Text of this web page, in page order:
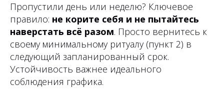
Пропустили день или неделю? Ключевое
правило: не корите себя и не пытайтесь
наверстать всё разом. Просто вернитесь к
своему минимальному ритуалу (пункт 2) в
следующий запланированный срок.
Устойчивость важнее идеального
соблюдения графика.